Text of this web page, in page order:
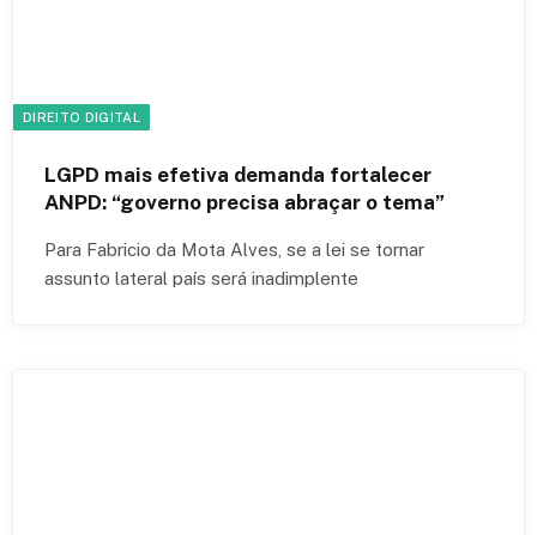
DIREITO DIGITAL
LGPD mais efetiva demanda fortalecer
ANPD: “governo precisa abraçar o tema”
Para Fabricio da Mota Alves, se a lei se tornar
assunto lateral país será inadimplente